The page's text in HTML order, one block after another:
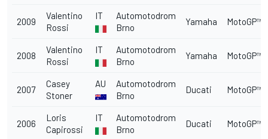
2009
Valentino
Rossi
IT
Automotodrom
Brno
Yamaha MotoGP™
2008
Valentino
Rossi
IT
Automotodrom
Brno
Yamaha MotoGP™
2007
Casey
Stoner
AU
Automotodrom
Brno
Ducati MotoGP™
2006
Loris
Capirossi
IT
Automotodrom
Brno
Ducati MotoGP™